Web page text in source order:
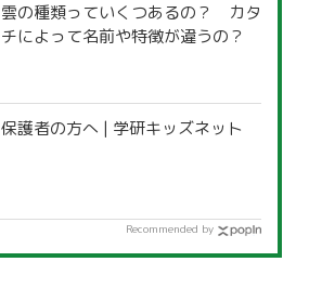
雲の種類っていくつあるの？ カタ
チによって名前や特徴が違うの？
保護者の方へ | 学研キッズネット
Recommended by